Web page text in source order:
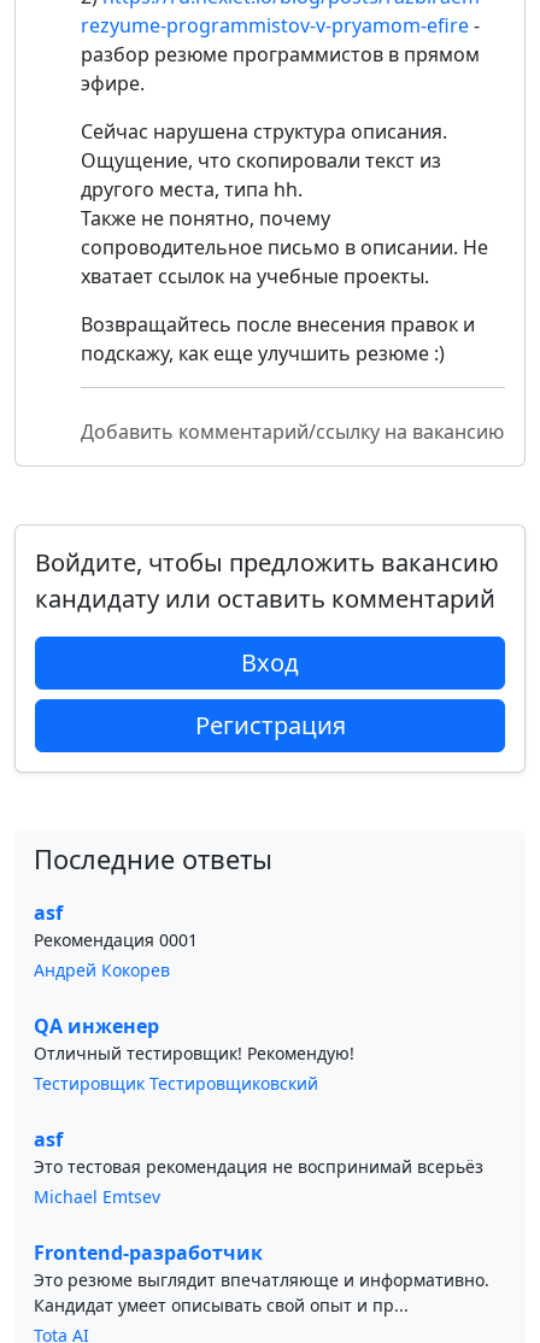
rezyume-programmistov-v-pryamom-efire-
разбор резюме программистов в прямом
эфире.
Сейчас нарушена структура описания.
Ощущение, что скопировали текст из
другого места, типа hh.
Также не понятно, почему
сопроводительное письмо в описании. Не
хватает ссылок на учебные проекты.
Возвращайтесь после внесения правок и
подскажу, как еще улучшить резюме :)
Добавить комментарий/ссылку на вакансию
Войдите, чтобы предложить вакансию
кандидату или оставить комментарий
Вход
Регистрация
Последние ответы
asf
Рекомендация 0001
Андрей Кокорев
QA инженер
Отличный тестировщик! Рекомендую!
Тестировщик Тестировщиковский
asf
Это тестовая рекомендация не воспринимай всерьёз
Michael Emtsev
Frontend-разработчик
Это резюме выглядит впечатляюще и информативно.
Кандидат умеет описывать свой опыт и пр...
Tota AI